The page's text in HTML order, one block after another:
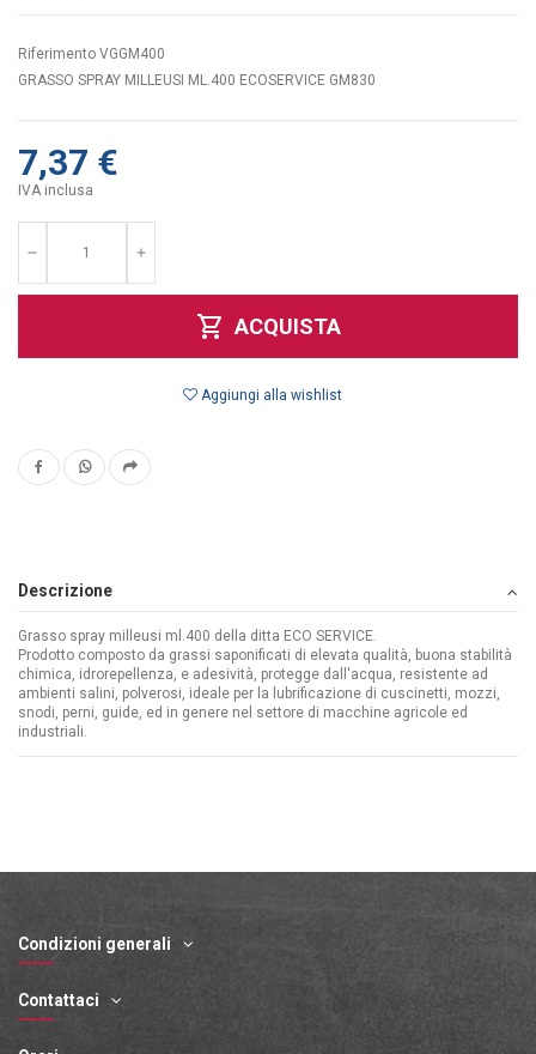
Riferimento VGGM400
GRASSO SPRAY MILLEUSI ML.400 ECOSERVICE GM830
7,37 €
IVA inclusa
 
shopping_cart ACQUISTA
Aggiungi alla wishlist
Descrizione
Grasso spray milleusi ml.400 della ditta ECO SERVICE.
Prodotto composto da grassi saponificati di elevata qualità, buona stabilità
chimica, idrorepellenza, e adesività, protegge dall'acqua, resistente ad
ambienti salini, polverosi, ideale per la lubrificazione di cuscinetti, mozzi,
snodi, perni, guide, ed in genere nel settore di macchine agricole ed
industriali.
Condizioni generali
Contattaci